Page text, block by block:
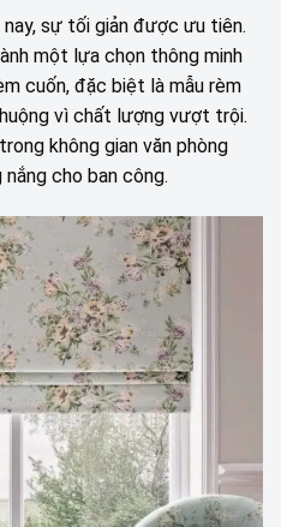
sự tối giản được ưu tiên.
một lựa chọn thông minh
cuốn, đặc biệt là mẫu rèm
vì chất lượng vượt trội.
không gian văn phòng
cho ban công.